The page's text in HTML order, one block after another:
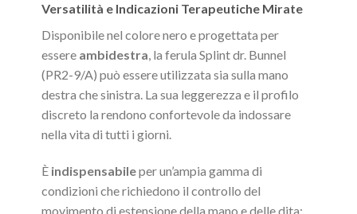
Versatilità e Indicazioni Terapeutiche Mirate
Disponibile nel colore nero e progettata per
essere ambidestra, la ferula Splint dr. Bunnel
(PR2-9/A) può essere utilizzata sia sulla mano
destra che sinistra. La sua leggerezza e il profilo
discreto la rendono confortevole da indossare
nella vita di tutti i giorni.
È indispensabileper un’ampia gamma di
condizioni che richiedono il controllo del
movimento di estensione della mano e delle dita: